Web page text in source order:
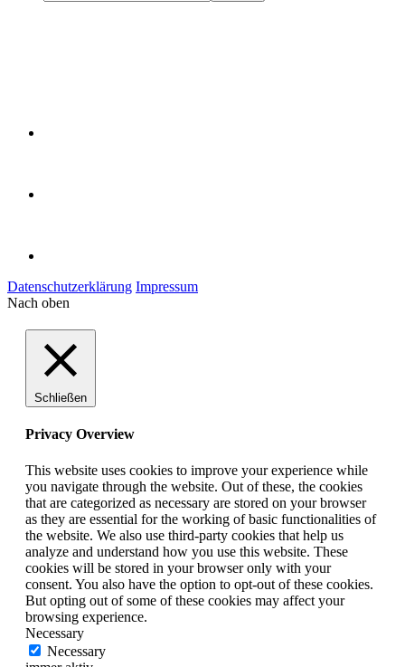
Datenschutzerklärung Impressum
Nach oben
Schließen
Privacy Overview
This website uses cookies to improve your experience while
you navigate through the website. Out of these, the cookies
that are categorized as necessary are stored on your browser
as they are essential for the working of basic functionalities of
the website. We also use third-party cookies that help us
analyze and understand how you use this website. These
cookies will be stored in your browser only with your
consent. You also have the option to opt-out of these cookies.
But opting out of some of these cookies may affect your
browsing experience.
Necessary
Necessary